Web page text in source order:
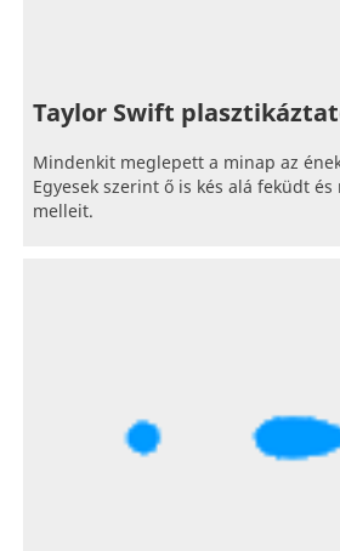
Taylor Swift
Mindenkit meglepett a minap az
Egyesek szerint ő is kés alá feküdt
melleit.